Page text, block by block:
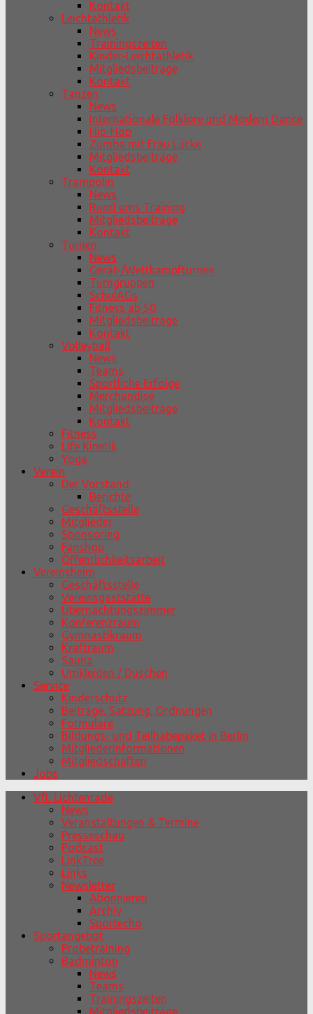
Kontakt
Leichtathletik
News
Trainingszeiten
Kinder-Leichtathletik
Mitgliedsbeiträge
Kontakt
Tanzen
News
Internationale Folklore und Modern Dance
Hip-Hop
Zumba mit Frau Lücke
Mitgliedsbeiträge
Kontakt
Trampolin
News
Rund ums Training
Mitgliedsbeiträge
Kontakt
Turnen
News
Gerät-/Wettkampfturnen
Turngruppen
SchulAGs
Fitness ab 50
Mitgliedsbeiträge
Kontakt
Volleyball
News
Teams
Sportliche Erfolge
Merchandise
Mitgliedsbeiträge
Kontakt
Fitness
Life Kinetik
Yoga
Verein
Der Vorstand
Berichte
Geschäftsstelle
Mitglieder
Sponsoring
Fanshop
Öffentlichkeitsarbeit
Vereinsheim
Geschäftsstelle
Vereinsgaststätte
Übernachtungszimmer
Konferenzraum
Gymnastikraum
Kraftraum
Sauna
Umkleiden / Duschen
Service
Kinderschutz
Beiträge, Satzung, Ordnungen
Formulare
Bildungs- und Teilhabepaket in Berlin
Mitgliederinformationen
Mitgliedschaften
Jobs
VfL Lichtenrade
News
Veranstaltungen & Termine
Presseschau
Podcast
LinkTree
Links
Newsletter
Abonnieren
Archiv
Sportecho
Sportangebot
Probetraining
Badminton
News
Teams
Trainingszeiten
Mitgliedsbeiträge